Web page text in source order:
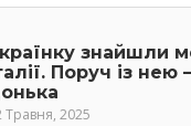
знайшли
Поруч із нею
Травня, 2025